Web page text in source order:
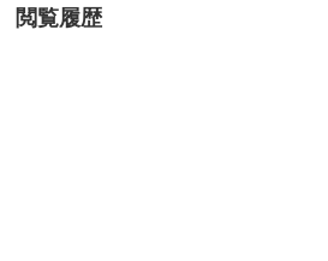
閲覧履歴